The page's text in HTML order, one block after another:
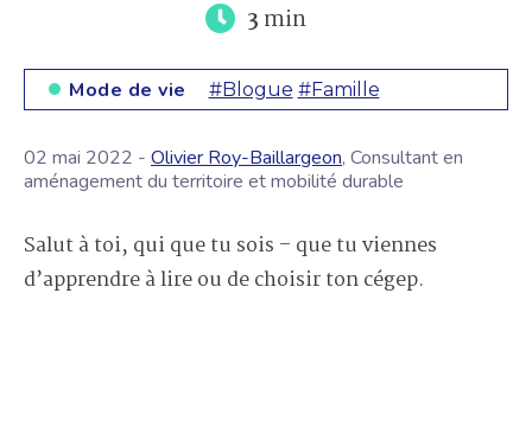
3 min
Mode de vie #Blogue #Famille
02 mai 2022 - Olivier Roy-Baillargeon, Consultant en
aménagement du territoire et mobilité durable
Salut à toi, qui que tu sois – que tu viennes
d’apprendre à lire ou de choisir ton cégep.